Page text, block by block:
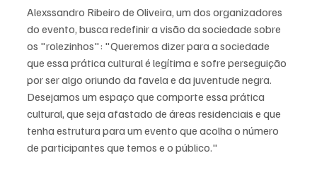
Alexssandro Ribeiro de Oliveira, um dos organizadores
do evento, busca redefinir a visão da sociedade sobre
os "rolezinhos": "Queremos dizer para a sociedade
que essa prática cultural é legítima e sofre perseguição
por ser algo oriundo da favela e da juventude negra.
Desejamos um espaço que comporte essa prática
cultural, que seja afastado de áreas residenciais e que
tenha estrutura para um evento que acolha o número
de participantes que temos e o público."